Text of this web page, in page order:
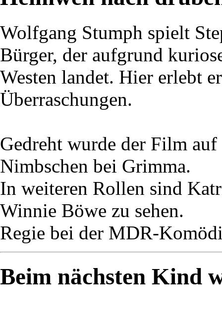
Wolfgang Stumph spielt
Bürger, der aufgrund
Westen landet. Hier erlebt
Überraschungen.
Gedreht wurde der Film
Nimbschen bei Grimma.
In weiteren Rollen sind
Winnie Böwe zu sehen.
Regie bei der MDR-
Beim nächsten Kind